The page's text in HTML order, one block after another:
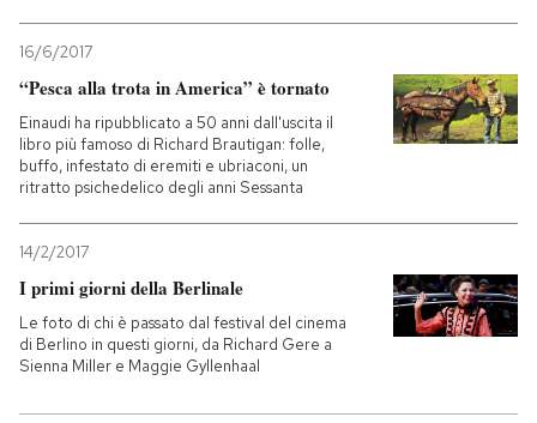
16/6/2017
“Pesca alla trota in America” è tornato
Einaudi ha ripubblicato a 50 anni dall'uscita il
libro più famoso di Richard Brautigan: folle,
buffo, infestato di eremiti e ubriaconi, un
ritratto psichedelico degli anni Sessanta
14/2/2017
I primi giorni della Berlinale
Le foto di chi è passato dal festival del cinema
di Berlino in questi giorni, da Richard Gere a
Sienna Miller e Maggie Gyllenhaal